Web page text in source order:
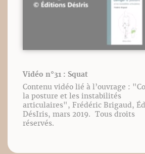
Vidéo n°31 : Squat
Contenu vidéo lié à l’ouvrage :
la posture et les instabilités
articulaires", Frédéric Brigaud,
DésIris, mars 2019. Tous droits
réservés.